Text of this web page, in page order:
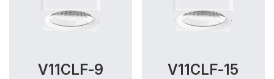
V11CLF-9 V11CLF-15